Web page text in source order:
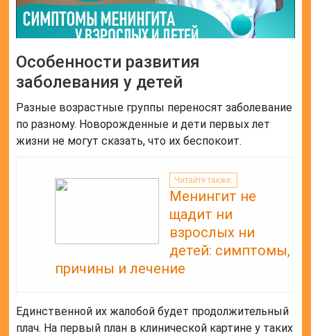
Особенности развития
заболевания у детей
Разные возрастные группы переносят заболевание
по разному. Новорожденные и дети первых лет
жизни не могут сказать, что их беспокоит.
Читайте также:
Менингит не
щадит ни
взрослых ни
детей: симптомы,
причины и лечение
Единственной их жалобой будет продолжительный
плач. На первый план в клинической картине у таких